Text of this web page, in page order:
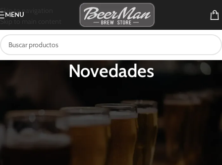
Skip to navigation
Skip to main content
MENU
Novedades